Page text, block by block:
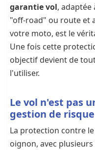
garantie vol,
"off-road" ou route et
votre moto, est le
Une fois cette
objectif devient de
l'utiliser.
Le vol n'est pas
gestion de risque
La protection contre
oignon, avec